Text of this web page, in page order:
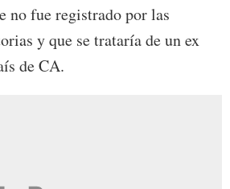
no fue registrado por las
y que se trataría de un ex
de CA.